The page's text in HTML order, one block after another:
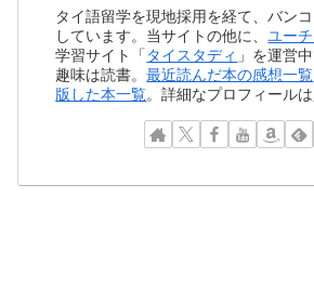
タイ語留学を現地採用を経て、バン
しています。当サイトの他に、ユー
学習サイト「 タイスタディ 」を運営中
趣味は読書。最近読んだ本の感想一覧
版した本一覧。詳細なプロフィールは